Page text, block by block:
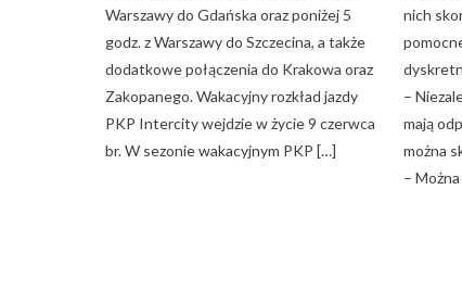
Warszawy do Gdańska oraz poniżej 5
godz. z Warszawy do Szczecina, a także
dodatkowe połączenia do Krakowa oraz
Zakopanego. Wakacyjny rozkład jazdy
PKP Intercity wejdzie w życie 9 czerwca
br. W sezonie wakacyjnym PKP […]
nich
–
mają
można
–